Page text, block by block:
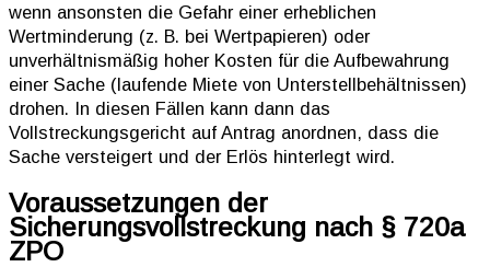
wenn ansonsten die Gefahr einer erheblichen
Wertminderung (z. B. bei Wertpapieren) oder
unverhältnismäßig hoher Kosten für die Aufbewahrung
einer Sache (laufende Miete von Unterstellbehältnissen)
drohen. In diesen Fällen kann dann das
Vollstreckungsgericht auf Antrag anordnen, dass die
Sache versteigert und der Erlös hinterlegt wird.
Voraussetzungen der
Sicherungsvollstreckung nach § 720a
ZPO